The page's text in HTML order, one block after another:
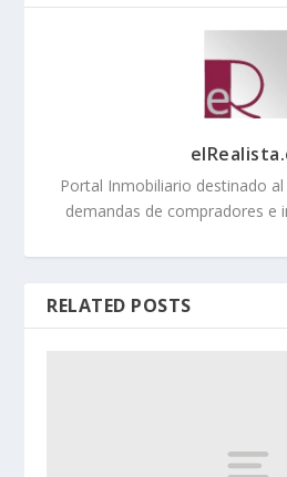
Portal Inmobiliario destinado
demandas de compradores e
RELATED POSTS